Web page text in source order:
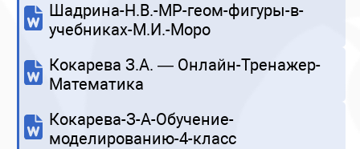
Шадрина-Н.В.-МР-геом-фигуры-в-
учебниках-М.И.-Моро
Кокарева З.А. — Онлайн-Тренажер-
Математика
Кокарева-З-А-Обучение-
моделированию-4-класс